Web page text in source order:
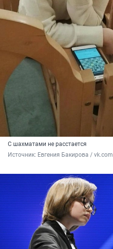
С шахматами не расстается
Источник: Евгения Бакирова / vk.com